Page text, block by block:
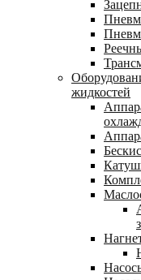
жидкостей